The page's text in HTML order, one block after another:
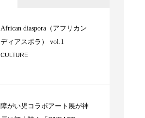
ラジカセ
African diaspora（アフリカン
ディアスポラ） vol.1
CULTURE
障がい児コラボアート展が神